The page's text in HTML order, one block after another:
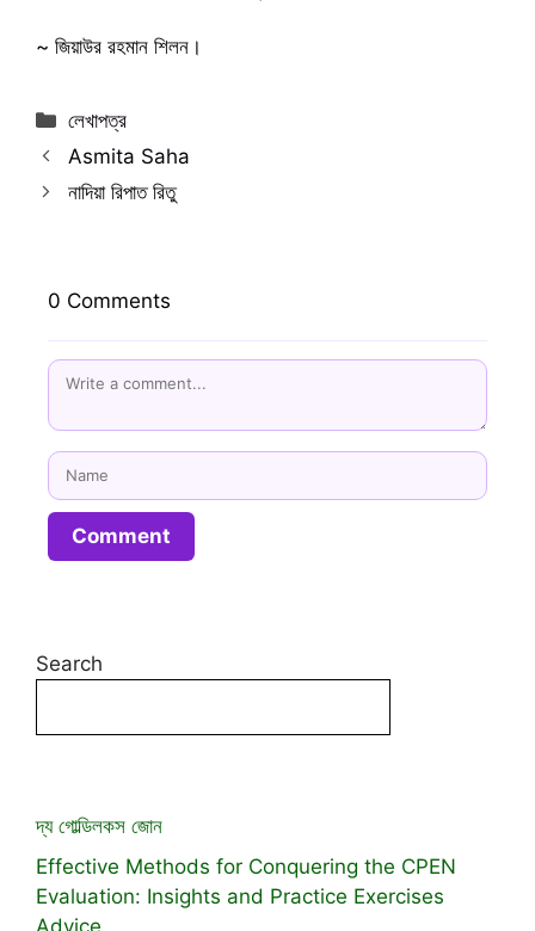
~ জিয়াউর রহমান শিলন।
Categories
লেখাপত্র
Asmita Saha
নাদিয়া রিপাত রিতু
0 Comments
Name
Search
দ্য গোল্ডিলকস জোন
Effective Methods for Conquering the CPEN
Evaluation: Insights and Practice Exercises
Advice